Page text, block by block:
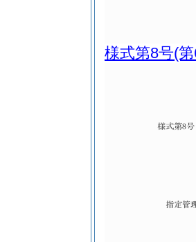
様式第8号(